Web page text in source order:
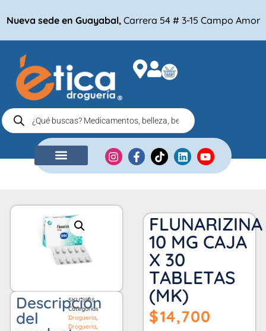
Nueva sede en Guayabal, Carrera 54 # 3-15 Campo Amor
Descripción
del
SKU8898
Categorías
Droguería
Droguería
FLUNARIZINA
10 MG CAJA
X 30
TABLETAS
(MK)
$14,700